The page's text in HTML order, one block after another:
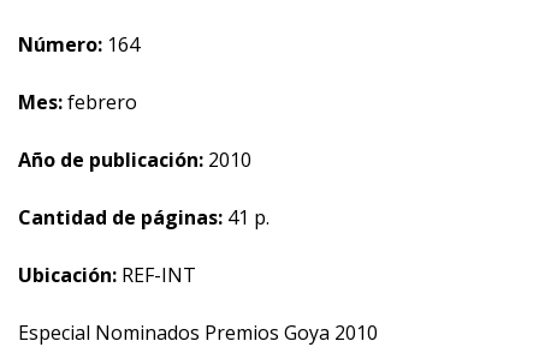
Número: 164
Mes:febrero
Año de publicación: 2010
Cantidad de páginas: 41 p.
Ubicación: REF-INT
Especial Nominados Premios Goya 2010